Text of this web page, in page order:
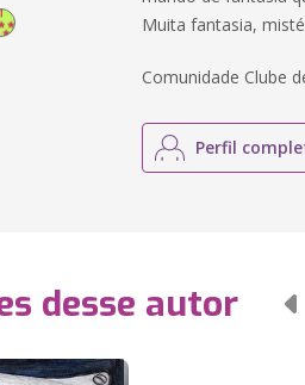
Muita fantasia,
Comunidade Clube
Perfil
desse autor